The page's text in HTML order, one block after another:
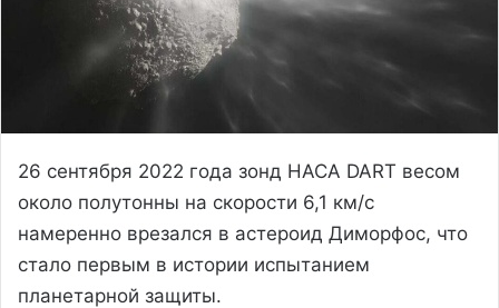
26 сентября 2022 года зонд НАСА DART весом
около полутонны на скорости 6,1 км/с
намеренно врезался в астероид Диморфос, что
стало первым в истории испытанием
планетарной защиты.